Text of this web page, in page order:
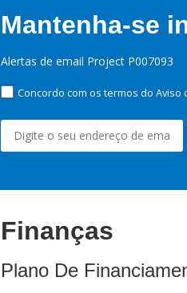
Mantenha-se
Alertas de email Project P007093
Concordo com os termos do
Finanças
Plano De